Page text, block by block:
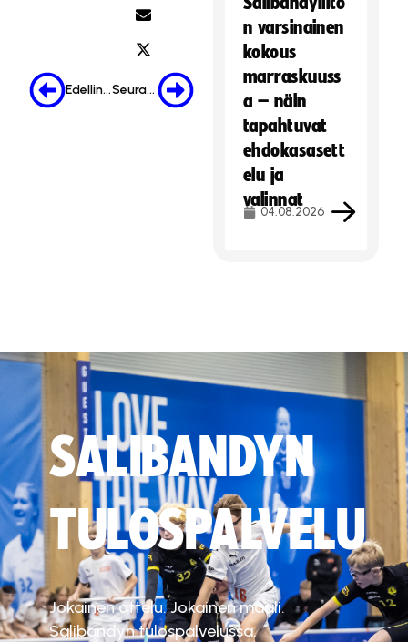
Edellinen Seuraava
n varsinainen
kokous
marraskuuss
a – näin
tapahtuvat
ehdokasasett
elu ja
valinnat
04.08.2026
SALIBANDYN
TULOSPALVELU
Jokainen ottelu. Jokainen maali.
Salibandyn tulospalvelussa.